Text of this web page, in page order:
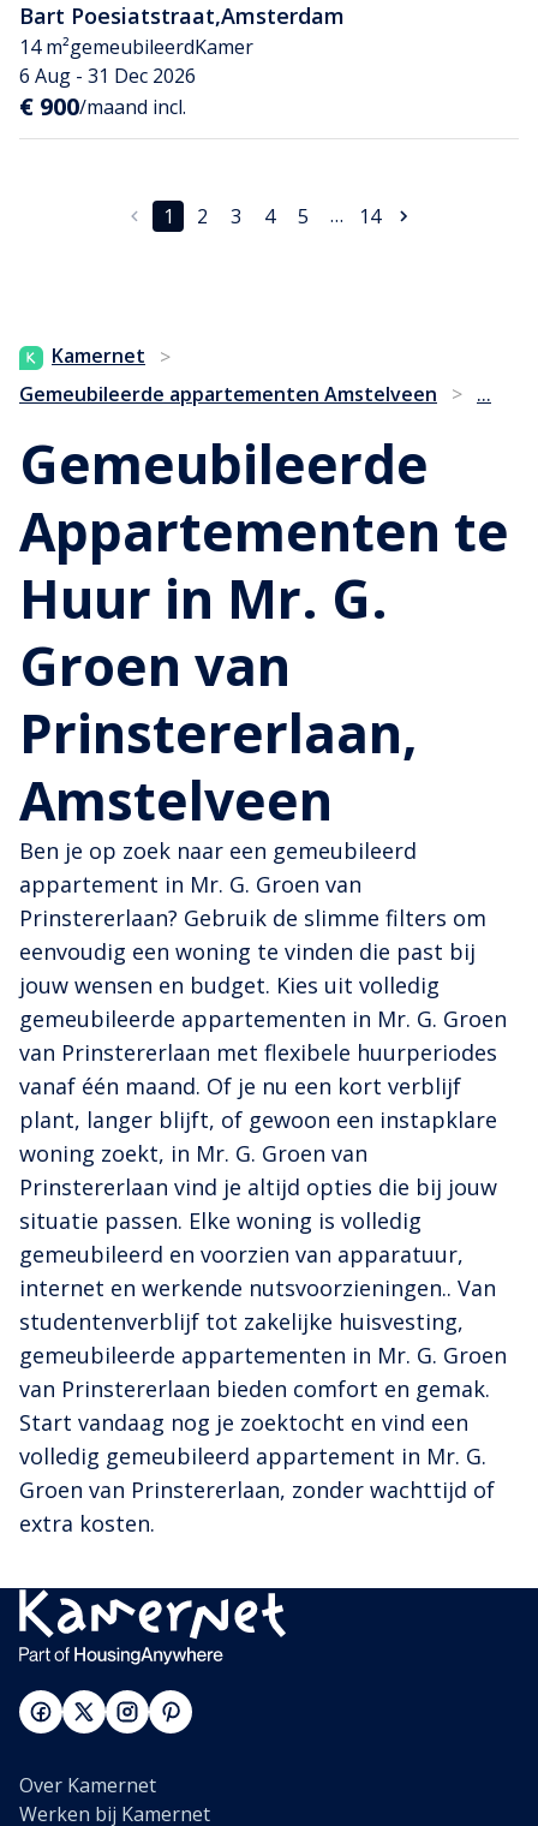
Bart Poesiatstraat,Amsterdam
14 m²gemeubileerdKamer
6 Aug - 31 Dec 2026
€ 900/maand incl.
1 2 3 4 5 … 14
Kamernet
>
Gemeubileerde appartementen Amstelveen
> ...
Gemeubileerde
Appartementen te
Huur in Mr. G.
Groen van
Prinstererlaan,
Amstelveen
Ben je op zoek naar een gemeubileerd
appartement in Mr. G. Groen van
Prinstererlaan? Gebruik de slimme filters om
eenvoudig een woning te vinden die past bij
jouw wensen en budget. Kies uit volledig
gemeubileerde appartementen in Mr. G. Groen
van Prinstererlaan met flexibele huurperiodes
vanaf één maand. Of je nu een kort verblijf
plant, langer blijft, of gewoon een instapklare
woning zoekt, in Mr. G. Groen van
Prinstererlaan vind je altijd opties die bij jouw
situatie passen. Elke woning is volledig
gemeubileerd en voorzien van apparatuur,
internet en werkende nutsvoorzieningen.. Van
studentenverblijf tot zakelijke huisvesting,
gemeubileerde appartementen in Mr. G. Groen
van Prinstererlaan bieden comfort en gemak.
Start vandaag nog je zoektocht en vind een
volledig gemeubileerd appartement in Mr. G.
Groen van Prinstererlaan, zonder wachttijd of
extra kosten.
Over Kamernet
Werken bij Kamernet